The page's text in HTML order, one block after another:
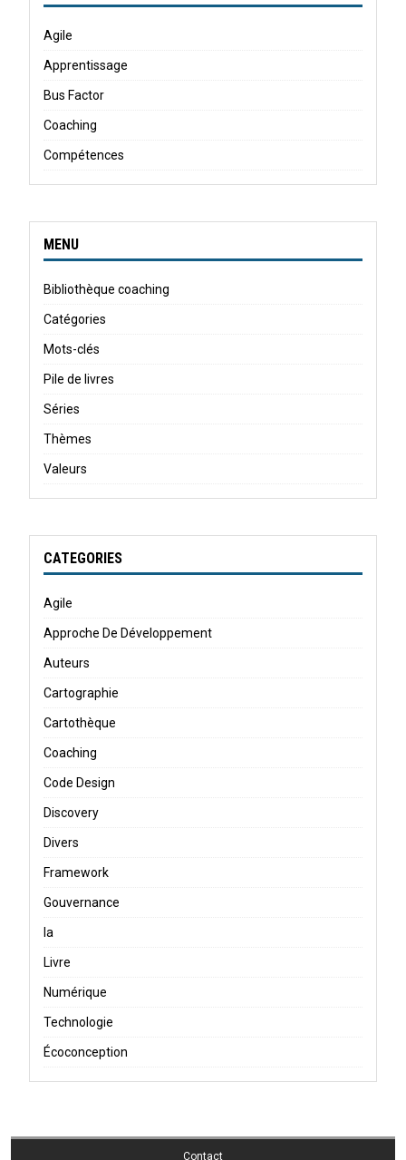
Agile
Apprentissage
Bus Factor
Coaching
Compétences
MENU
Bibliothèque coaching
Catégories
Mots-clés
Pile de livres
Séries
Thèmes
Valeurs
CATEGORIES
Agile
Approche De Développement
Auteurs
Cartographie
Cartothèque
Coaching
Code Design
Discovery
Divers
Framework
Gouvernance
Ia
Livre
Numérique
Technologie
Écoconception
Contact